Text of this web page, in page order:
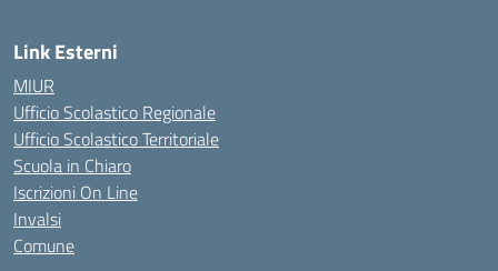
Link Esterni
MIUR
Ufficio Scolastico Regionale
Ufficio Scolastico Territoriale
Scuola in Chiaro
Iscrizioni On Line
Invalsi
Comune